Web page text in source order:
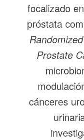
focalizado
próstata
Prostate
cánceres